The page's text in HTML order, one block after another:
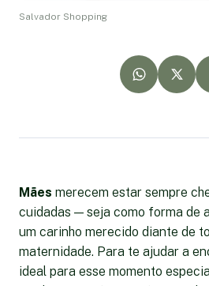
Salvador Shopping
Mães merecem estar sempre
cuidadas — seja como forma de
um carinho merecido diante de
maternidade. Para te ajudar a
ideal para esse momento